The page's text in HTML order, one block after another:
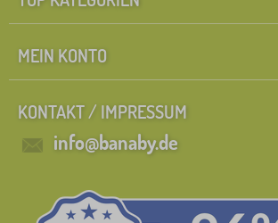
MEIN KONTO
KONTAKT / IMPRESSUM
info@banaby.de